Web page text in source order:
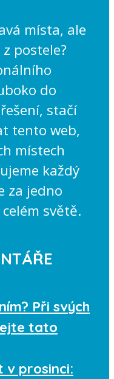
místa, ale
postele?
do
stačí
tento web,
místech
každý
za jedno
světě.
Při svých
tato
v prosinci: